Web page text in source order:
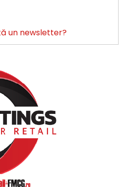
un newsletter?